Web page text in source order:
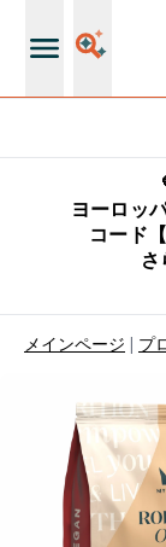
ヨーロッ
コード
メインページ プ